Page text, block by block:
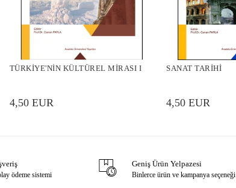
TÜRKİYE'NİN KÜLTÜREL MİRASI I
4,50 EUR
SANAT TARİHİ
4,50 EUR
ödeme sistemi
Geniş Ürün Yelpazesi
Binlerce ürün ve kampanya seçeneği